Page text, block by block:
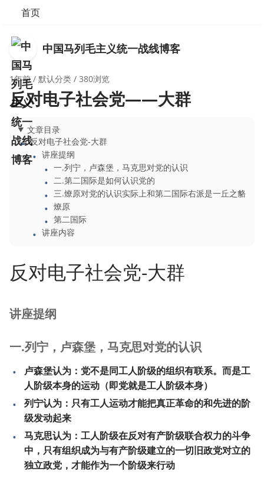
中国马列毛主义统一战线博客
首页
1年前/ 默认分类/ 380浏览
反对电子社会党――大群
文章目录
反对电子社会党-大群
讲座提纲
一.列宁，卢森堡，马克思对党的认识
二.第二国际是如何认识党的
三.燎原对党的认识实际上和第二国际右派是一丘之貉
燎原
第二国际
讲座内容
反对电子社会党-大群
讲座提纲
一.列宁，卢森堡，马克思对党的认识
卢森堡认为：党不是同工人阶级的组织有联系。而是工
人阶级本身的运动（即党就是工人阶级本身）
列宁认为：只有工人运动才能把真正革命的和先进的阶
级发动起来
马克思认为：工人阶级在反对有产阶级联合权力的斗争
中，只有组织成为与有产阶级建立的一切旧政党对立的
独立政党，才能作为一个阶级来行动